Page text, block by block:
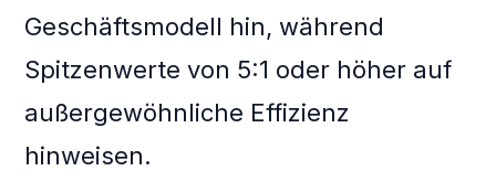
Geschäftsmodell hin, während
Spitzenwerte von 5:1 oder höher auf
außergewöhnliche Effizienz
hinweisen.